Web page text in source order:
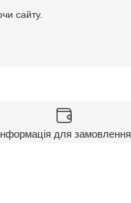
сайту.
для замовлення